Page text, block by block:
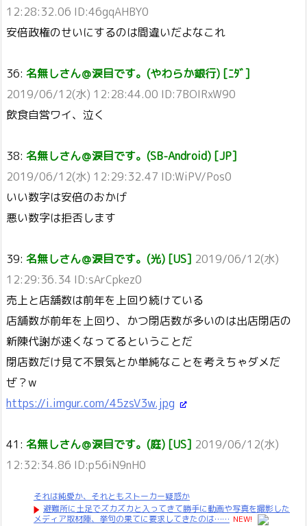
12:28:32.06 ID:46gqAHBY0
安倍政権のせいにするのは間違いだよなこれ
36: 名無しさん＠涙目です。(やわらか銀行) [ﾆﾀﾞ]
2019/06/12(水) 12:28:44.00 ID:7BOIRxW90
飲食自営ワイ、泣く
38: 名無しさん＠涙目です。(SB-Android) [JP]
2019/06/12(水) 12:29:32.47 ID:WiPV/Pos0
いい数字は安倍のおかげ
悪い数字は拒否します
39: 名無しさん＠涙目です。(光) [US] 2019/06/12(水)
12:29:36.34 ID:sArCpkez0
売上と店舗数は前年を上回り続けている
店舗数が前年を上回り、かつ閉店数が多いのは出店閉店の
新陳代謝が速くなってるということだ
閉店数だけ見て不景気とか単純なことを考えちゃダメだ
ぜ？w
https://i.imgur.com/45zsV3w.jpg
41: 名無しさん＠涙目です。(庭) [US] 2019/06/12(水)
12:32:34.86 ID:p56iN9nH0
それは純愛か、それともストーカー疑惑か
避難所に土足でズカズカと入ってきて勝手に動画や写真を撮影した
メディア取材陣、挙句の果てに要求してきたのは…… NEW!